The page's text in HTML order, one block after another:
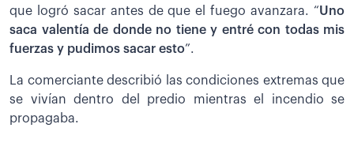
que logró sacar antes de que el fuego avanzara. “Uno
saca valentía de donde no tiene y entré con todas mis
fuerzas y pudimos sacar esto”.
La comerciante describió las condiciones extremas que
se vivían dentro del predio mientras el incendio se
propagaba.